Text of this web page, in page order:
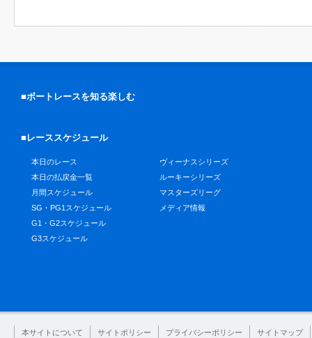
■ボートレースを知る楽しむ
■レーススケジュール
本日のレース
本日の払戻金一覧
月間スケジュール
SG・PG1スケジュール
G1・G2スケジュール
G3スケジュール
ヴィーナスシリーズ
ルーキーシリーズ
マスターズリーグ
メディア情報
本サイトについて サイトポリシー プライバシーポリシー サイトマップ